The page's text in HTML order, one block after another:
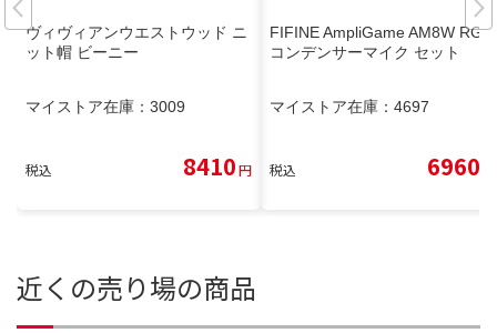
ヴィヴィアンウエストウッド ニ
ット帽 ビーニー
マイストア在庫： 3009
税込 8410円
FIFINE AmpliGame AM8W RGB
コンデンサーマイク セット
マイストア在庫： 4697
税込 6960
近くの売り場の商品